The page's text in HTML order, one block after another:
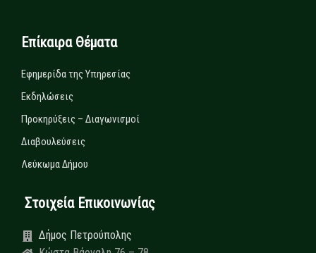
Επίκαιρα Θέματα
Εφημερίδα της Υπηρεσίας
Εκδηλώσεις
Προκηρύξεις – Διαγωνισμοί
Διαβουλεύσεις
Λεύκωμα Δήμου
Στοιχεία Επικοινωνίας
Δήμος Πετρούπολης